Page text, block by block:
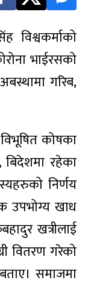
विश्वकर्माको
भाईरसको
गरिब,
विभूषित कोषका
रहेका
निर्णय
उपभोग्य खाध
खत्रीलाई
वितरण गरेको
समाजमा